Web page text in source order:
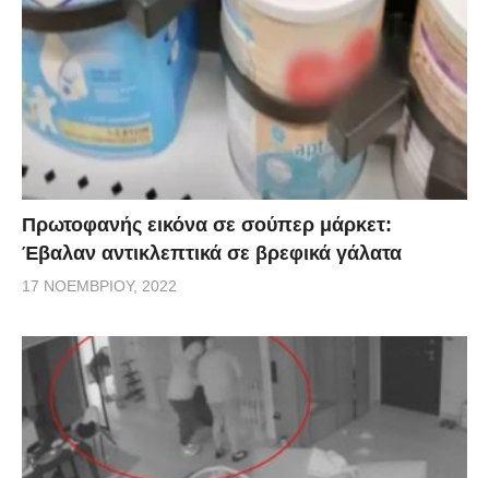
στοιχεία που να έχουν βγει γι αυτό και ότι δεν έχουν
κάνει αίτημα στον EMA.
Πρωτοφανής εικόνα σε σούπερ μάρκετ:
Έβαλαν αντικλεπτικά σε βρεφικά γάλατα
17 ΝΟΕΜΒΡΊΟΥ, 2022